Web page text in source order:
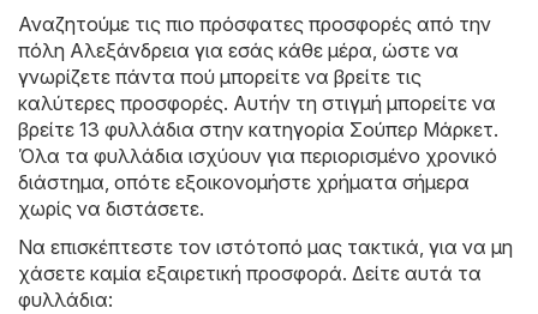
Αναζητούμε τις πιο πρόσφατες προσφορές από την
πόλη Αλεξάνδρεια για εσάς κάθε μέρα, ώστε να
γνωρίζετε πάντα πού μπορείτε να βρείτε τις
καλύτερες προσφορές. Αυτήν τη στιγμή μπορείτε να
βρείτε 13 φυλλάδια στην κατηγορία Σούπερ Μάρκετ.
Όλα τα φυλλάδια ισχύουν για περιορισμένο χρονικό
διάστημα, οπότε εξοικονομήστε χρήματα σήμερα
χωρίς να διστάσετε.
Να επισκέπτεστε τον ιστότοπό μας τακτικά, για να μη
χάσετε καμία εξαιρετική προσφορά. Δείτε αυτά τα
φυλλάδια: